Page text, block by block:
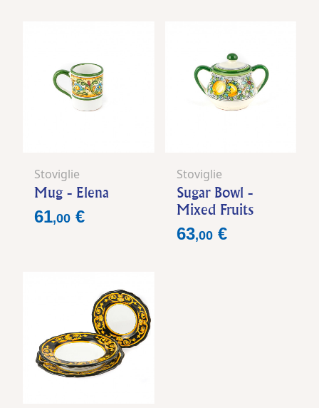
Stoviglie
Mug - Elena
Prezzo
61,00 €
Stoviglie
Sugar Bowl -
Mixed Fruits
Prezzo
63,00€